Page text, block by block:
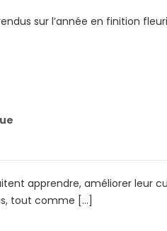
sur l’année en finition
apprendre, améliorer leur
tout comme […]